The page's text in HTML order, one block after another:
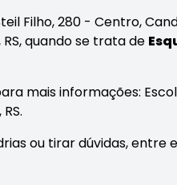
Filho, 280 - Centro,
quando se trata de
mais informações:
ou tirar dúvidas,